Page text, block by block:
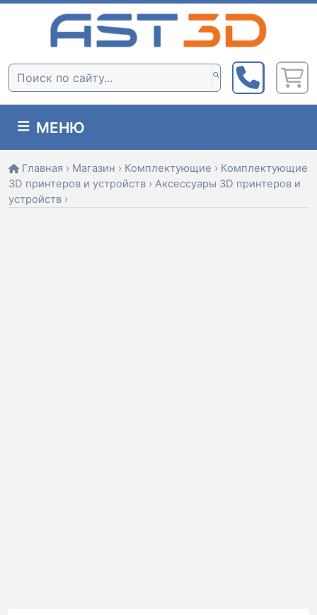
Skip
Поиск:
МЕНЮ
Главная › Магазин › Комплектующие › Комплектующие
3D принтеров и устройств › Аксессуары 3D принтеров и
устройств ›